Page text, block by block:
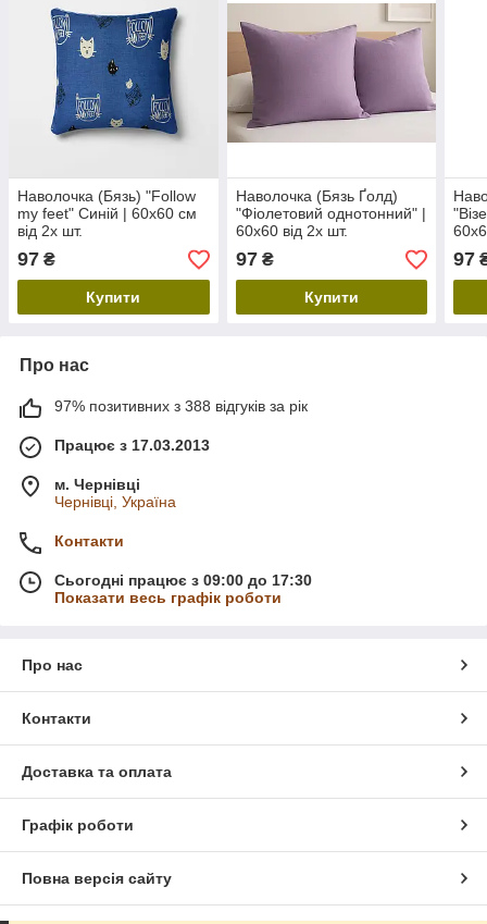
Наволочка (Бязь) "Follow
my feet" Синій | 60х60 см
від 2х шт.
97 ₴
Купити
Наволочка (Бязь Ґолд)
"Фіолетовий однотонний" |
60х60 від 2х шт.
97₴
Купити
97
Про нас
97% позитивних з 388 відгуків за рік
Працює з 17.03.2013
м. Чернівці
Чернівці, Україна
Контакти
Сьогодні працює з 09:00 до 17:30
Показати весь графік роботи
Про нас
Контакти
Доставка та оплата
Графік роботи
Повна версія сайту